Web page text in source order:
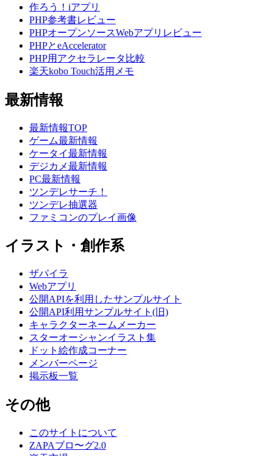
作ろう！iアプリ
PHP参考書レビュー
PHPオープンソースWebアプリレビュー
PHPとeAccelerator
PHP用アクセラレータ比較
楽天kobo Touch活用メモ
最新情報
最新情報TOP
ゲーム最新情報
ケータイ最新情報
デジカメ最新情報
PC最新情報
ツンデレサーチ！
ツンデレ抽選器
ファミコンのプレイ画像
イラスト・創作系
ザパイラ
Webアプリ
公開APIを利用したサンプルサイト
公開API利用サンプルサイト(旧)
キャラクターネームメーカー
スターオーシャンイラスト集
ドット絵作成コーナー
メンバーページ
掲示板一覧
その他
このサイトについて
ZAPAブロ〜グ2.0